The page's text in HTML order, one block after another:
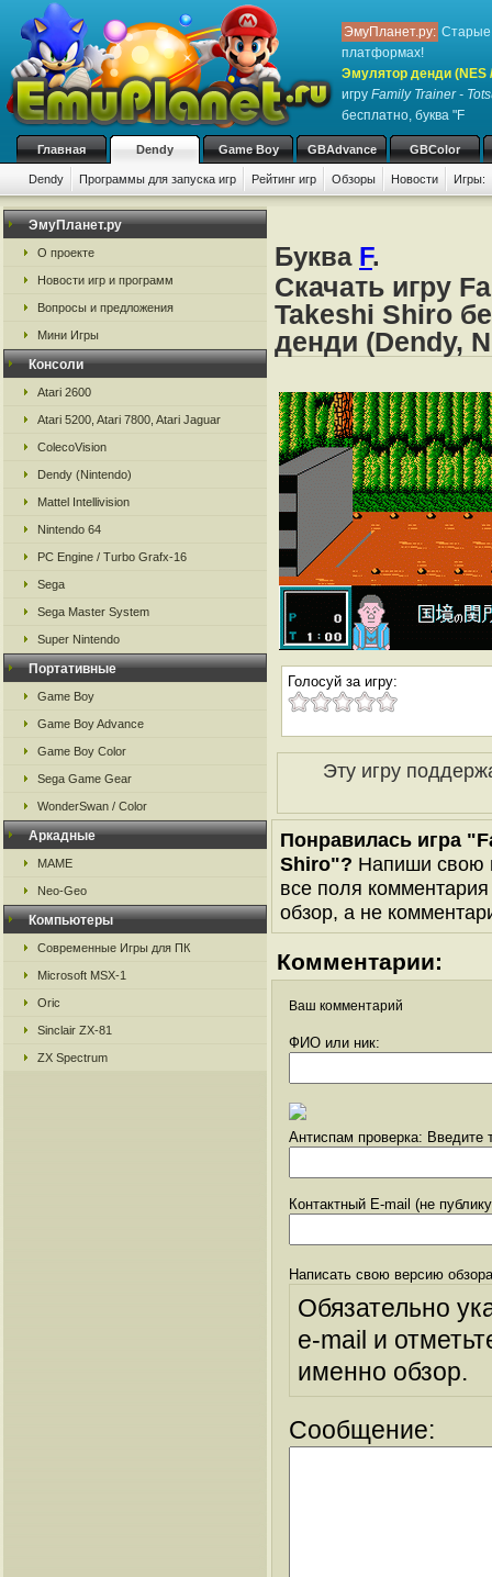
ЭмуПланет.ру: Старые
платформах!
Эмулятор денди (NES
игру Family Trainer -
бесплатно, буква "F
Главная Dendy Game Boy GBAdvance GBColor
Dendy Программы для запуска игр Рейтинг игр Обзоры Новости Игры:
ЭмуПланет.ру
О проекте
Новости игр и программ
Вопросы и предложения
Мини Игры
Консоли
Atari 2600
Atari 5200, Atari 7800, Atari Jaguar
ColecoVision
Dendy (Nintendo)
Mattel Intellivision
Nintendo 64
PC Engine / Turbo Grafx-16
Sega
Sega Master System
Super Nintendo
Портативные
Game Boy
Game Boy Advance
Game Boy Color
Sega Game Gear
WonderSwan / Color
Аркадные
MAME
Neo-Geo
Компьютеры
Современные Игры для ПК
Microsoft MSX-1
Oric
Sinclair ZX-81
ZX Spectrum
Буква F.
Скачать игру
Takeshi Shiro
денди (Dendy,
Голосуй за игру:
Эту игру
Понравилась игра
Shiro"? Напиши свою
все поля комментария
обзор, а не
Комментарии:
Ваш комментарий
ФИО или ник:
Антиспам проверка: Введите
Контактный E-mail (не
Написать свою версию
Обязательно
e-mail и
именно обзор.
Сообщение: